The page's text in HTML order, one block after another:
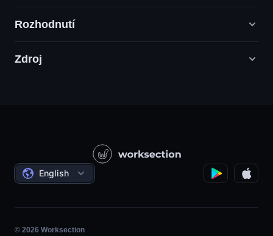
Rozhodnutí
Agentury digitálního marketingu
Státní / Sociální projekty
Řízení projektů
Hodina
Agilní
Zdroj
Dohody
English
© 2026 Worksection